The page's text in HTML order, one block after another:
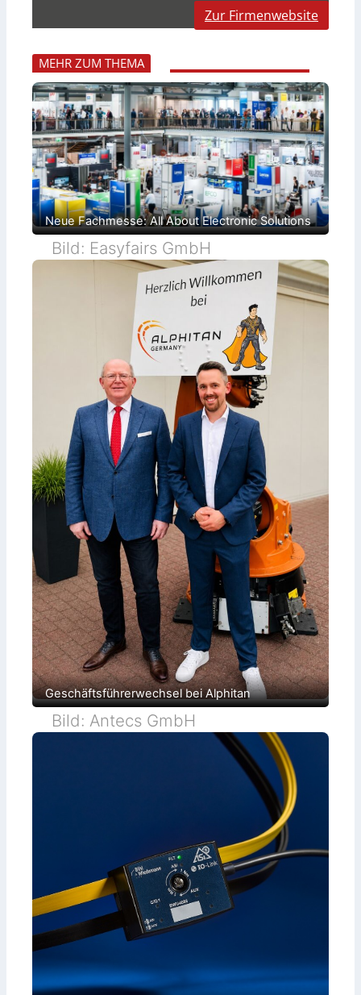
Zur Firmenwebsite
MEHR ZUM THEMA
Neue Fachmesse: All About Electronic Solutions
Bild: Easyfairs GmbH
Geschäftsführerwechsel bei Alphitan
Bild: Antecs GmbH